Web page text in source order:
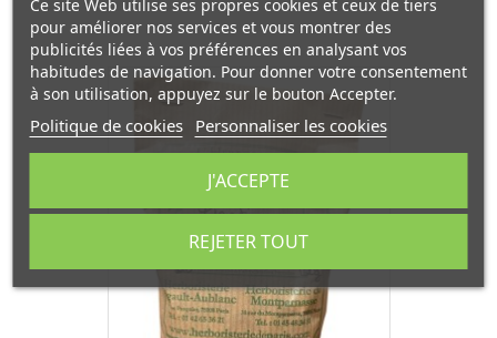
Ce site Web utilise ses propres cookies et ceux de tiers
pour améliorer nos services et vous montrer des
publicités liées à vos préférences en analysant vos
habitudes de navigation. Pour donner votre consentement
à son utilisation, appuyez sur le bouton Accepter.
Politique de cookies Personnaliser les cookies
REJETER TOUT
J'ACCEPTE